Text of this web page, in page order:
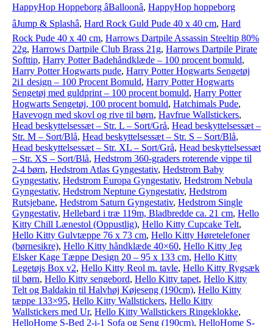
HappyHop Hoppeborg âBalloonâ, HappyHop hoppeborg
âJump & Splashâ, Hard Rock Guld Pude 40 x 40 cm, Hard
Rock Pude 40 x 40 cm, Harrows Dartpile Assassin Steeltip 80%
22g, Harrows Dartpile Club Brass 21g, Harrows Dartpile Pirate
Softtip, Harry Potter Badehåndklæde – 100 procent bomuld,
Harry Potter Hogwarts pude, Harry Potter Hogwarts Sengetøj
2i1 design – 100 Procent Bomuld, Harry Potter Hogwarts
Sengetøj med guldprint – 100 procent bomuld, Harry Potter
Hogwarts Sengetøj, 100 procent bomuld, Hatchimals Pude,
Havevogn med skovl og rive til børn, Havfrue Wallstickers,
Head beskyttelsessæt – Str. L – Sort/Grå, Head beskyttelsessæt –
Str. M – Sort/Blå, Head beskyttelsessæt – Str. S – Sort/Blå,
Head beskyttelsessæt – Str. XL – Sort/Grå, Head beskyttelsessæt
– Str. XS – Sort/Blå, Hedstrom 360-graders roterende vippe til
2-4 børn, Hedstrom Atlas Gyngestativ, Hedstrom Baby
Gyngestativ, Hedstrom Europa Gyngestativ, Hedstrom Nebula
Gyngestativ, Hedstrom Neptune Gyngestativ, Hedstrom
Rutsjebane, Hedstrom Saturn Gyngestativ, Hedstrom Single
Gyngestativ, Hellebard i træ 119m, Bladbredde ca. 21 cm, Hello
Kitty Chill Lænestol (Oppustlig), Hello Kitty Cupcake Telt,
Hello Kitty Gulvtæppe 76 x 73 cm, Hello Kitty Høretelefoner
(børnesikre), Hello Kitty håndklæde 40×60, Hello Kitty Jeg
Elsker Kage Tæppe Design 20 – 95 x 133 cm, Hello Kitty
Legetøjs Box v2, Hello Kitty Reol m. tavle, Hello Kitty Rygsæk
til børn, Hello Kitty sengebord, Hello Kitty tapet, Hello Kitty
Telt og Baldakin til Halvhøj Køjeseng (190cm), Hello Kitty
tæppe 133×95, Hello Kitty Wallstickers, Hello Kitty
Wallstickers med Ur, Hello Kitty Wallstickers Ringeklokke,
HelloHome S-Bed 2-i-1 Sofa og Seng (190cm), HelloHome S-